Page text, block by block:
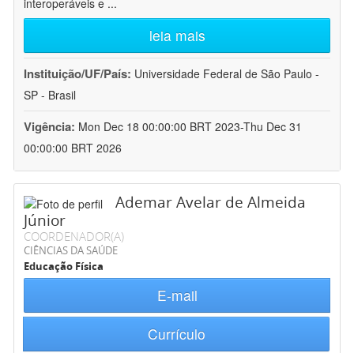
interoperáveis e ...
leia mais
Instituição/UF/País: Universidade Federal de São Paulo -
SP - Brasil
Vigência: Mon Dec 18 00:00:00 BRT 2023-Thu Dec 31
00:00:00 BRT 2026
Ademar Avelar de Almeida
Júnior
COORDENADOR(A)
CIÊNCIAS DA SAÚDE
Educação Física
E-mail
Currículo